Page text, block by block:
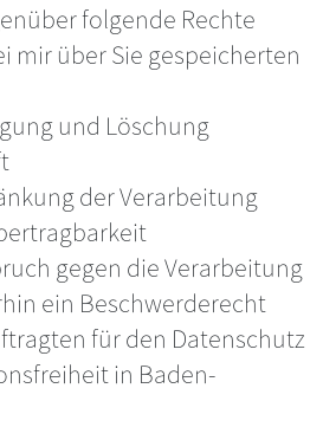
folgende Rechte
mir über Sie gespeicherten
und Löschung
der Verarbeitung
gegen die Verarbeitung
ein Beschwerderecht
für den Datenschutz
in Baden-